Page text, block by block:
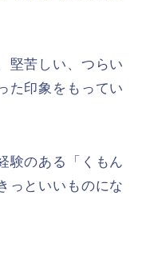
堅苦しい、つらい
た印象をもってい
験のある「くもん
っといいものにな